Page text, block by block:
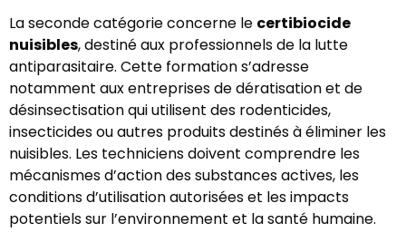
La seconde catégorie concerne le certibiocide
nuisibles, destiné aux professionnels de la lutte
antiparasitaire. Cette formation s’adresse
notamment aux entreprises de dératisation et de
désinsectisation qui utilisent des rodenticides,
insecticides ou autres produits destinés à éliminer les
nuisibles. Les techniciens doivent comprendre les
mécanismes d’action des substances actives, les
conditions d’utilisation autorisées et les impacts
potentiels sur l’environnement et la santé humaine.